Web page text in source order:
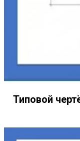
Типовой